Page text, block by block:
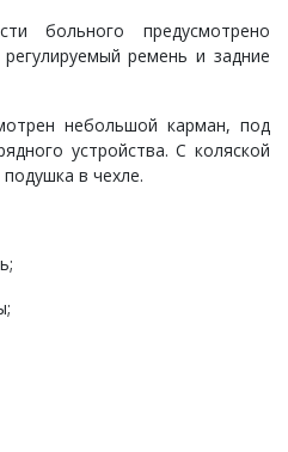
больного предусмотрено
ремень и задние
небольшой карман, под
устройства. С коляской
в чехле.